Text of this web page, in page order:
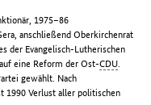
1975–86
anschließend Oberkirchenrat
der Evangelisch-Lutherischen
eine Reform der Ost-CDU.
gewählt. Nach
1990 Verlust aller politischen